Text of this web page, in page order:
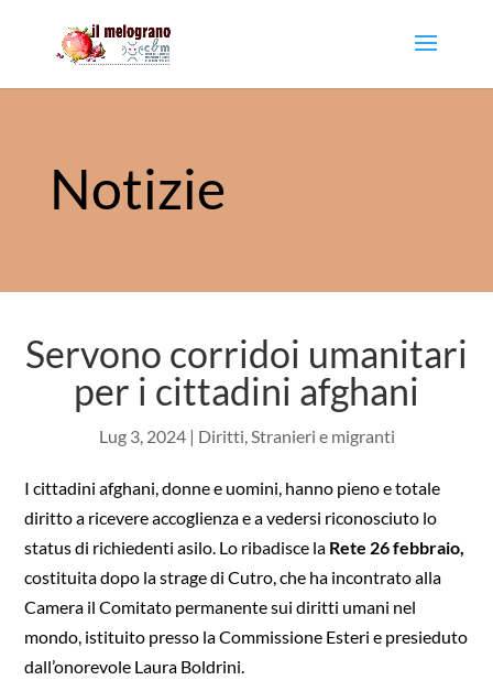
Notizie
Servono corridoi umanitari
per i cittadini afghani
Lug 3, 2024| Diritti,Stranieri e migranti
I cittadini afghani, donne e uomini, hanno pieno e totale
diritto a ricevere accoglienza e a vedersi riconosciuto lo
status di richiedenti asilo. Lo ribadisce la Rete 26 febbraio,
costituita dopo la strage di Cutro, che ha incontrato alla
Camera il Comitato permanente sui diritti umani nel
mondo, istituito presso la Commissione Esteri e presieduto
dall’onorevole Laura Boldrini.